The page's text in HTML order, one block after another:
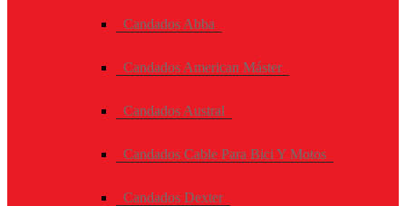
Candados Abba
Candados American Máster
Candados Austral
Candados Cable Para Bici Y Motos
Candados Dexter